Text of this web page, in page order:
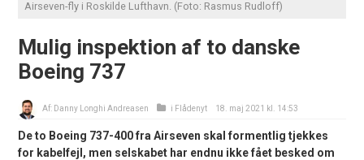
Airseven-fly i Roskilde Lufthavn. (Foto: Rasmus Rudloff)
Mulig inspektion af to danske
Boeing 737
Af: Danny Longhi Andreasen i Flådenyt 18. maj 2021 kl. 14:53
De to Boeing 737-400 fra Airseven skal formentlig tjekkes
for kabelfejl, men selskabet har endnu ikke fået besked om